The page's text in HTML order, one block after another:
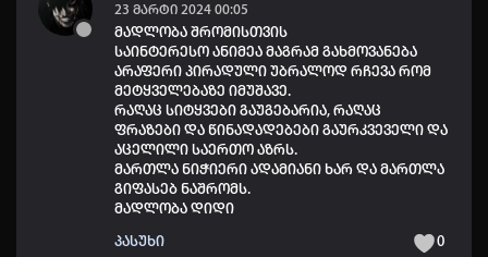
23 მარტი 2024 00:05
მადლობა შრომისთვის
საინტერესო ანიმეა მაგრამ გახმოვანება
არაფერი პირადული უბრალოდ რჩევა რომ
მეტყველებაზე იმუშავე.
რაღაც სიტყვები გაუგებარია, რაღაც
ფრაზები და წინადადებები გაურკვეველი და
აცელილი საერთო აზრს.
მართლა ნიჭიერი ადამიანი ხარ და მართლა
გიფასებ ნაშრომს.
მადლობა დიდი
პასუხი 0